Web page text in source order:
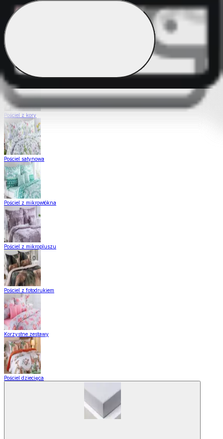
Pościel Dual Feel
Pościel z gładkiej bawełny
Pościel z kory
Pościel satynowa
Pościel z mikrowłókna
Pościel z mikropluszu
Pościel z fotodrukiem
Korzystne zestawy
Pościel dziecięca